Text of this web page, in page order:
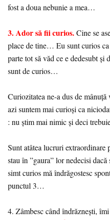
fost a doua nebunie a mea…
3. Ador să fii curios.Cine se
place de tine… Eu sunt curios
parte tot să văd ce e dedesubt
sunt de curios…
Curiozitatea ne-a dus de
azi suntem mai curioși ca
: nu știm mai nimic și deci
Sunt atâtea lucruri extraordinare
stau în ”gaura” lor nedecisi
simt curios mă îndrăgostesc
punctul 3…
4. Zâmbesc când îndrăznești,